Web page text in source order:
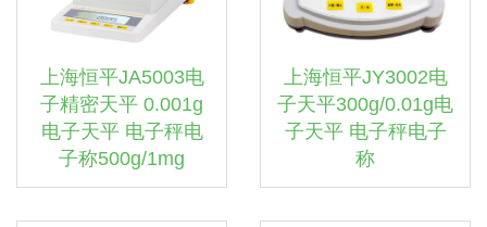
上海恒平JA5003电
子精密天平 0.001g
电子天平 电子秤电
子称500g/1mg
上海恒平JY3002电
子天平300g/0.01g电
子天平 电子秤电子
称